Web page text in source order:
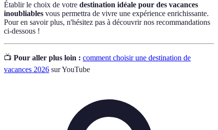
Établir le choix de votre destination idéale pour des vacances
inoubliables vous permettra de vivre une expérience enrichissante.
Pour en savoir plus, n'hésitez pas à découvrir nos recommandations
ci-dessous !
📺 Pour aller plus loin : comment choisir une destination de
vacances 2026 sur YouTube